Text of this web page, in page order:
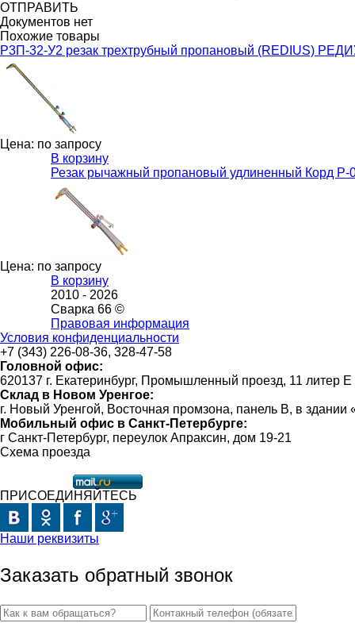
ОТПРАВИТЬ
Документов нет
Похожие товары
Р3П-32-У2 резак трехтрубный пропановый (REDIUS)
Цена: по запросу
В корзину
Резак рычажный пропановый удлиненный Корд Р-
Цена: по запросу
В корзину
2010 - 2026
Сварка 66 ©
Правовая информация
Условия конфиденциальности
+7 (343) 226-08-36, 328-47-58
Головной офис:
620137 г. Екатеринбург, Промышленный проезд, 11 литер Е
Склад в Новом Уренгое:
г. Новый Уренгой, Восточная промзона, панель В, в
Мобильный офис в Санкт-Петербурге:
г Санкт-Петербург, переулок Апраксин, дом 19-21
Схема проезда
ПРИСОЕДИНЯЙТЕСЬ
Наши реквизиты
Заказать обратный звонок